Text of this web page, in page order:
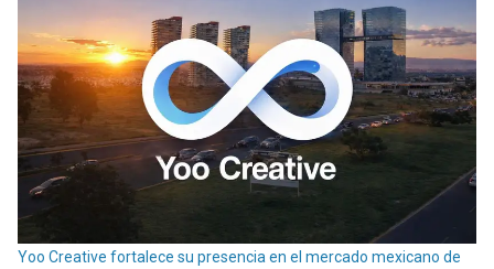
Yoo Creative fortalece su presencia en el mercado mexicano de